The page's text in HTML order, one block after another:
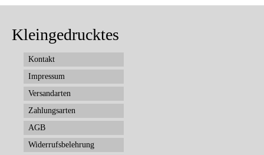
Kleingedrucktes
Kontakt
Impressum
Versandarten
Zahlungsarten
AGB
Widerrufsbelehrung